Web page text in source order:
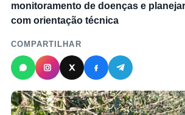
monitoramento de doenças e
com orientação técnica
COMPARTILHAR